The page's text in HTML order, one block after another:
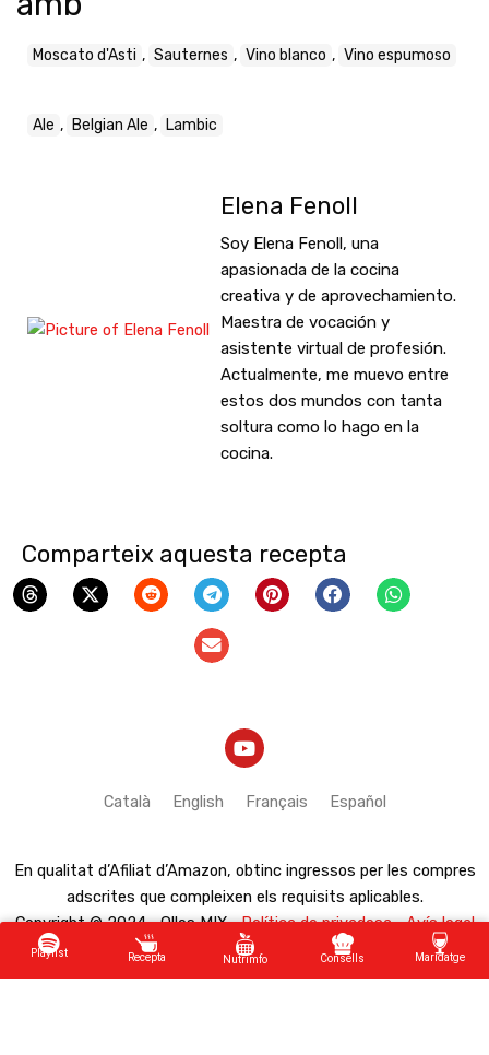
Moscato d'Asti , Sauternes , Vino blanco , Vino espumoso
Ale , Belgian Ale , Lambic
Elena Fenoll
Soy Elena Fenoll, una
apasionada de la cocina
creativa y de aprovechamiento.
Maestra de vocación y
asistente virtual de profesión.
Actualmente, me muevo entre
estos dos mundos con tanta
soltura como lo hago en la
cocina.
Comparteix aquesta recepta
Y
o
u
t
u
Català English Français Español
En qualitat d’Afiliat d’Amazon, obtinc ingressos per les compres
adscrites que compleixen els requisits aplicables.
Copyright © 2024 · Olles MIX ·Política de privadesa · Avís legal
·Política de cookies · Un projecte amb de Bernie Torras
Playlist Recepta Nutrimfo Consells Maridatge